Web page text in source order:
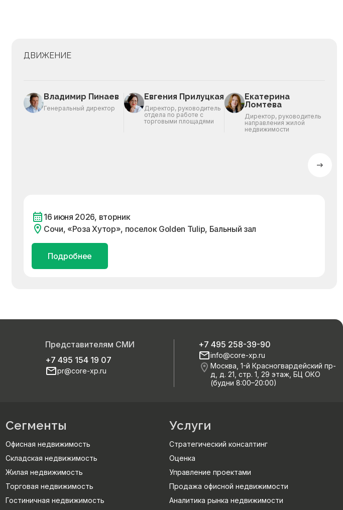
ДВИЖЕНИЕ
Владимир Пинаев
Генеральный директор
Евгения Прилуцкая
Директор, руководитель
отдела по работе с
торговыми площадями
Екатерина
Ломтева
Директор, руководитель
направления жилой
недвижимости
16 июня 2026, вторник
Сочи, «Роза Хутор», поселок Golden Tulip, Бальный зал
Подробнее
Представителям СМИ
+7 495 154 19 07
pr@core-xp.ru
+7 495 258-39-90
info@core-xp.ru
Москва, 1-й Красногвардейский пр-
д, д. 21, стр. 1, 29 этаж, БЦ ОКО
(будни 8:00–20:00)
Сегменты
Офисная недвижимость
Складская недвижимость
Жилая недвижимость
Торговая недвижимость
Гостиничная недвижимость
Услуги
Стратегический консалтинг
Оценка
Управление проектами
Продажа офисной недвижимости
Аналитика рынка недвижимости